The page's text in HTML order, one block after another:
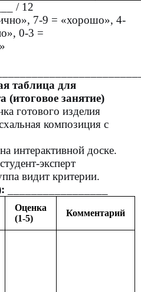
/ 12
7-9 = «хорошо», 4-
0-3 =
таблица для
(итоговое занятие)
готового изделия
композиция с
интерактивной доске.
эксперт
видит критерии.
Оценка
(1-5)
Комментарий